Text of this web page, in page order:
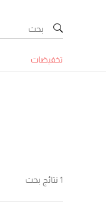
تخفيضات
1 نتائج بحث